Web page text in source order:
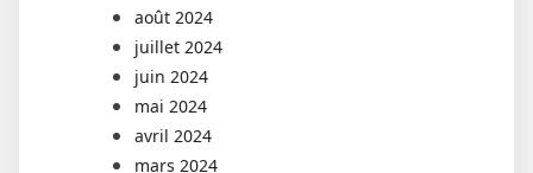
août 2024
juillet 2024
juin 2024
mai 2024
avril 2024
mars 2024